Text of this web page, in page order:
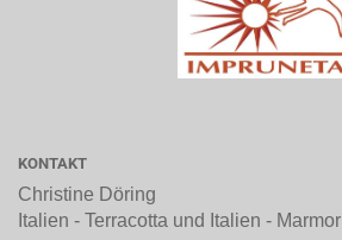
KONTAKT
Christine Döring
Italien - Terracotta und Italien - Marmor